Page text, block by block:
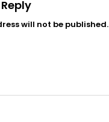
will not be published.